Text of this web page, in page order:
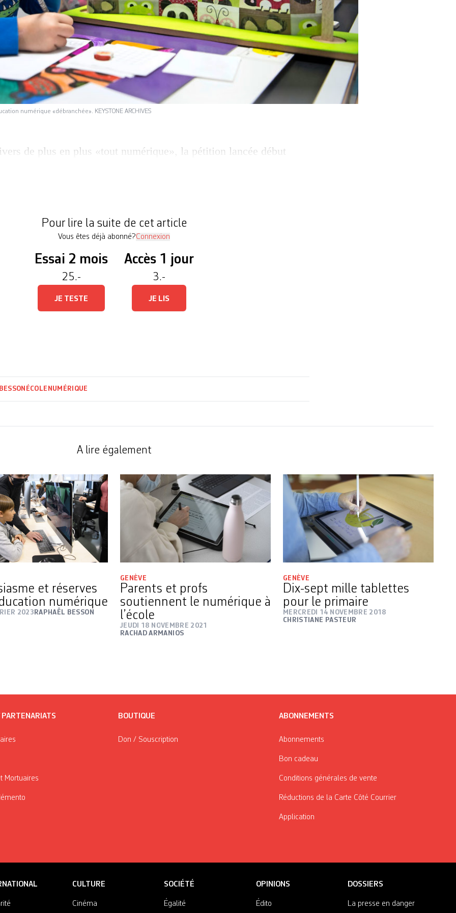
numérique «débranchée». KEYSTONE ARCHIVES
de plus en plus «tout numérique», la pétition lancée début
Pour lire la suite de cet article
Vous êtes déjà abonné?Connexion
Essai 2 mois
25.-
JE TESTE
Accès 1 jour
3.-
JE LIS
ÉCOLE NUMÉRIQUE
A lire également
et réserves
numérique
2023 RAPHAËL BESSON
GENÈVE
Parents et profs
soutiennent le numérique à
l’école
JEUDI 18 NOVEMBRE 2021
RACHAD ARMANIOS
GENÈVE
Dix-sept mille tablettes
pour le primaire
MERCREDI 14 NOVEMBRE 2018
CHRISTIANE PASTEUR
Mortuaires
BOUTIQUE
Don / Souscription
ABONNEMENTS
Abonnements
Bon cadeau
Conditions générales de vente
Réductions de la Carte Côté Courrier
Application
CULTURE
Cinéma
SOCIÉTÉ
Égalité
OPINIONS
Édito
DOSSIERS
La presse en danger